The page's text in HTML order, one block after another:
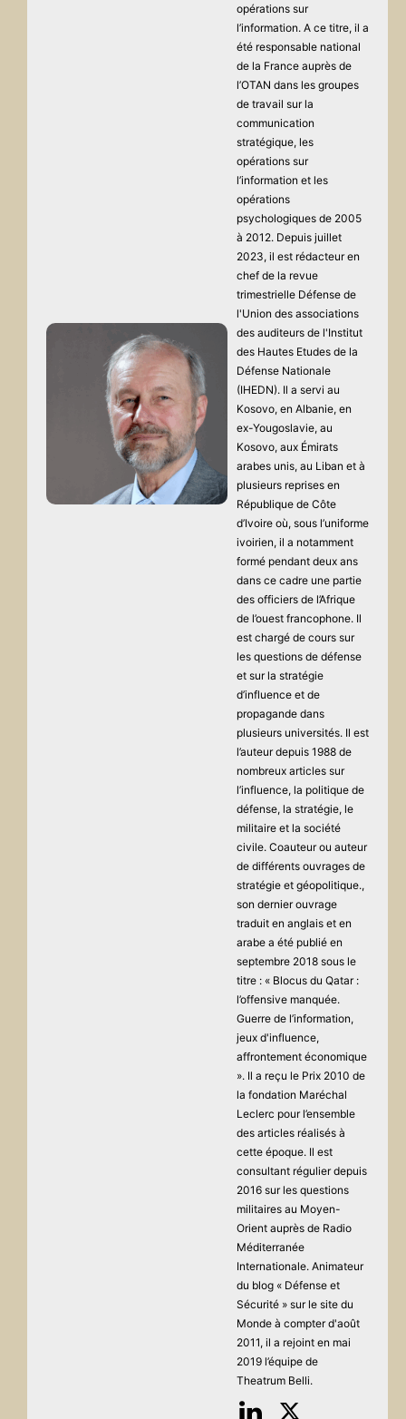
opérations sur
l’information. A ce titre, il a
été responsable national
de la France auprès de
l’OTAN dans les groupes
de travail sur la
communication
stratégique, les
opérations sur
l’information et les
opérations
psychologiques de 2005
à 2012. Depuis juillet
2023, il est rédacteur en
chef de la revue
trimestrielle Défense de
l'Union des associations
des auditeurs de l'Institut
des Hautes Etudes de la
Défense Nationale
(IHEDN). Il a servi au
Kosovo, en Albanie, en
ex-Yougoslavie, au
Kosovo, aux Émirats
arabes unis, au Liban et à
plusieurs reprises en
République de Côte
d’Ivoire où, sous l’uniforme
ivoirien, il a notamment
formé pendant deux ans
dans ce cadre une partie
des officiers de l’Afrique
de l’ouest francophone. Il
est chargé de cours sur
les questions de défense
et sur la stratégie
d’influence et de
propagande dans
plusieurs universités. Il est
l’auteur depuis 1988 de
nombreux articles sur
l’influence, la politique de
défense, la stratégie, le
militaire et la société
civile. Coauteur ou auteur
de différents ouvrages de
stratégie et géopolitique.,
son dernier ouvrage
traduit en anglais et en
arabe a été publié en
septembre 2018 sous le
titre : « Blocus du Qatar :
l’offensive manquée.
Guerre de l’information,
jeux d'influence,
affrontement économique
». Il a reçu le Prix 2010 de
la fondation Maréchal
Leclerc pour l’ensemble
des articles réalisés à
cette époque. Il est
consultant régulier depuis
2016 sur les questions
militaires au Moyen-
Orient auprès de Radio
Méditerranée
Internationale. Animateur
du blog « Défense et
Sécurité » sur le site du
Monde à compter d'août
2011, il a rejoint en mai
2019 l’équipe de
Theatrum Belli.